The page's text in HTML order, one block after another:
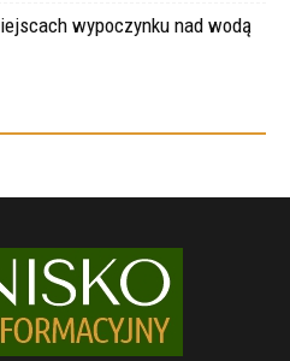
wypoczynku nad wodą